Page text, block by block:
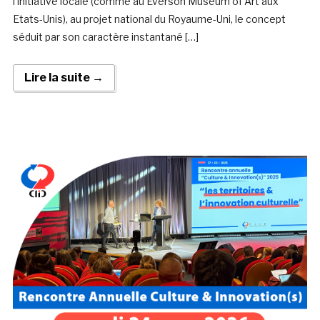
Etats-Unis), au projet national du Royaume-Uni, le concept
séduit par son caractère instantané […]
Lire la suite →